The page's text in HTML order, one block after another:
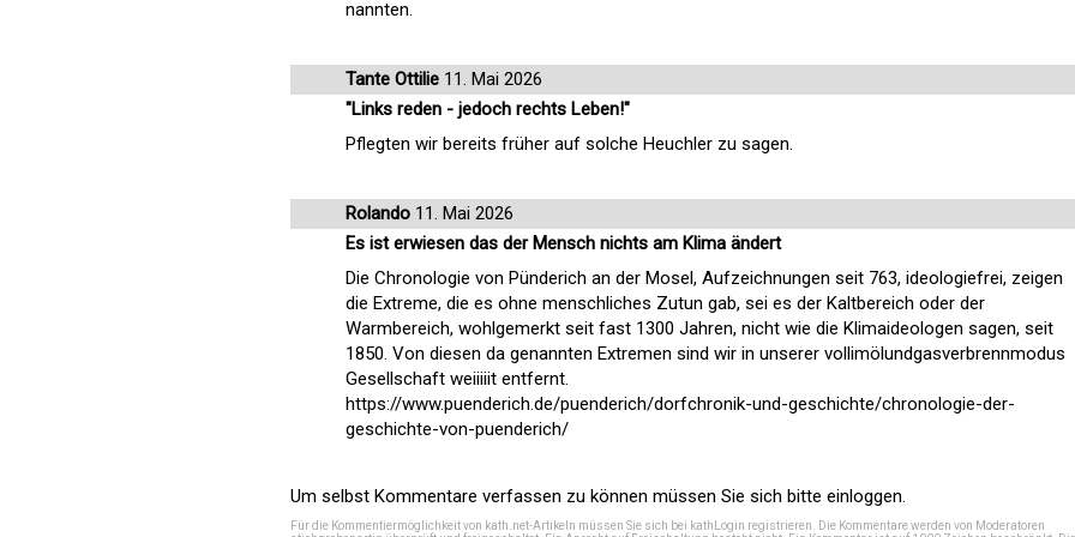
nannten.
Tante Ottilie 11. Mai 2026
"Links reden - jedoch rechts Leben!"
Pflegten wir bereits früher auf solche Heuchler zu sagen.
Rolando 11. Mai 2026
Es ist erwiesen das der Mensch nichts am Klima ändert
Die Chronologie von Pünderich an der Mosel, Aufzeichnungen seit 763, ideologiefrei, zeigen
die Extreme, die es ohne menschliches Zutun gab, sei es der Kaltbereich oder der
Warmbereich, wohlgemerkt seit fast 1300 Jahren, nicht wie die Klimaideologen sagen, seit
1850. Von diesen da genannten Extremen sind wir in unserer vollimölundgasverbrennmodus
Gesellschaft weiiiiit entfernt.
https://www.puenderich.de/puenderich/dorfchronik-und-geschichte/chronologie-der-
geschichte-von-puenderich/
Um selbst Kommentare verfassen zu können müssen Sie sich bitte einloggen.
Für die Kommentiermöglichkeit von kath.net-Artikeln müssen Sie sich bei kathLogin registrieren . Die Kommentare werden von Moderatoren